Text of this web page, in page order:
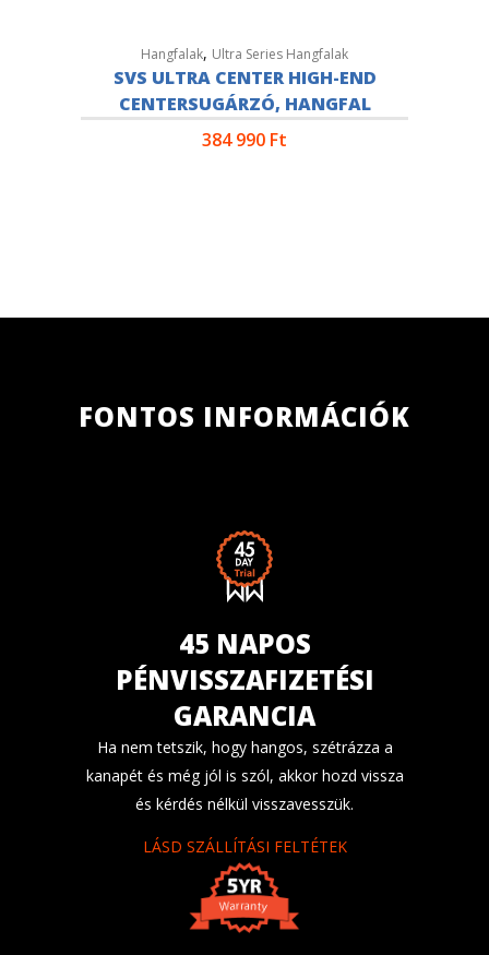
Hangfalak, Ultra Series Hangfalak
SVS ULTRA CENTER HIGH-END
CENTERSUGÁRZÓ, HANGFAL
384 990 Ft
FONTOS INFORMÁCIÓK
45 NAPOS
PÉNVISSZAFIZETÉSI
GARANCIA
Ha nem tetszik, hogy hangos, szétrázza a
kanapét és még jól is szól, akkor hozd vissza
és kérdés nélkül visszavesszük.
LÁSD SZÁLLÍTÁSI FELTÉTEK